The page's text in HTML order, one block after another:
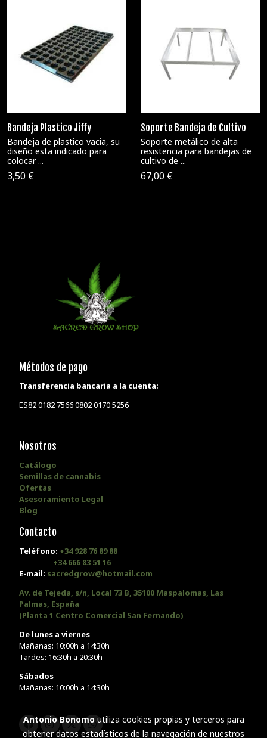
Bandeja Plastico Jiffy
Bandeja de plastico vacia, su
diseño esta indicado para
colocar ...
3,50 €
Soporte Bandeja de Cultivo
Soporte metálico de alta
resistencia para bandejas de
cultivo de ...
67,00 €
Métodos de pago
Transferencia bancaria a la cuenta:
ES82 0182 7566 0802 0170 5256
Nosotros
Catálogo
Semillas de cannabis
Ofertas
Asesoramiento Legal
Blog
Contacto
Teléfono: +34 928 76 89 88
+34 666 83 51 16
E-mail: sacredgrow@hotmail.com
Av. de Tejeda, s/n, Local 73 B, 35100 Maspalomas, Las
Palmas, España
(Planta 1 Centro Comercial San Fernando)
De lunes a viernes
Mañanas: 10:00h a 14:30h
Tardes: 16:30h a 20:30h
Sábados
Mañanas: 10:00h a 14:30h
Antonio Bonomoutiliza cookies propias y terceros para
obtener datos estadísticos de la navegación de nuestros